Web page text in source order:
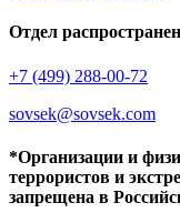
Отдел
+7 (499) 288-00-72
sovsek@sovsek.com
*Организации и
террористов и
запрещена в